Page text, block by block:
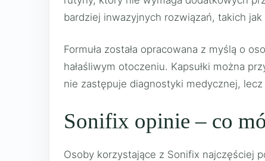
bardziej inwazyjnych rozwiązań, takich jak
Formuła została opracowana z myślą o
hałaśliwym otoczeniu. Kapsułki można
nie zastępuje diagnostyki medycznej,
Sonifix opinie – co
Osoby korzystające z Sonifix najczęściej